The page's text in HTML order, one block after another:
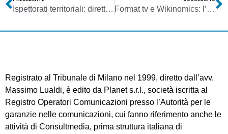
Ispettorati territoriali: direttori volanti – Dura presa posizione dei sindacati verso le promesse da marinaio del Ministero delle Comunicazioni Format tv e Wikinomics: l’era della collaborazione
Registrato al Tribunale di Milano nel 1999, diretto dall’avv.
Massimo Lualdi, è edito da Planet s.r.l., società iscritta al
Registro Operatori Comunicazioni presso l’Autorità per le
garanzie nelle comunicazioni, cui fanno riferimento anche le
attività di Consultmedia, prima struttura italiana di